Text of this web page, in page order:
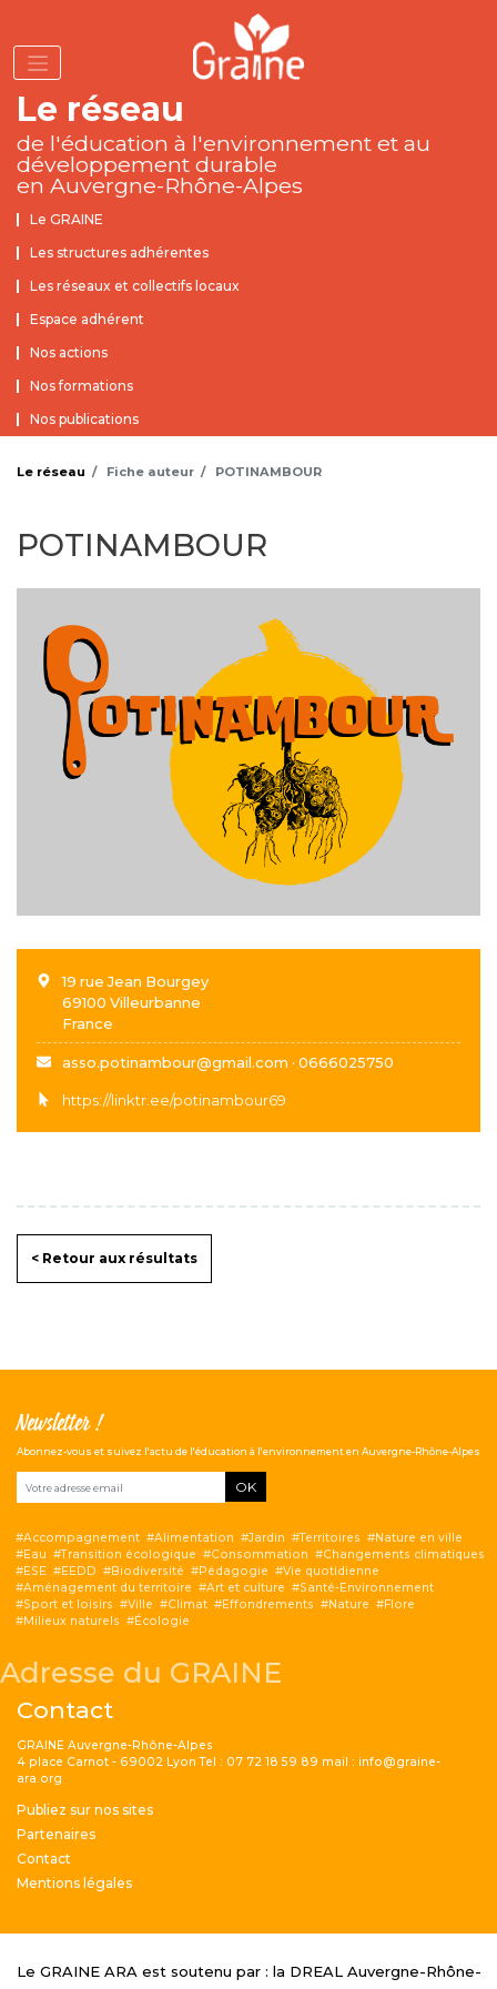
Aller
au
contenu
principal
Le réseau
de l'éducation à l'environnement et au
développement durable
en Auvergne-Rhône-Alpes
Rubriques Institutionnel
Le GRAINE
Les structures adhérentes
Les réseaux et collectifs locaux
Espace adhérent
Nos actions
Nos formations
Nos publications
Le réseau Fiche auteur POTINAMBOUR
POTINAMBOUR
19 rue Jean Bourgey
69100 Villeurbanne
France
asso.potinambour@gmail.com · 0666025750
https://linktr.ee/potinambour69
< Retour aux résultats
Newsletter !
Abonnez-vous et suivez l'actu de l'éducation à l'environnement en Auvergne-Rhône-Alpes
OK
Accompagnement Alimentation Jardin Territoires
Nature en ville
Eau
Transition écologique Consommation
Changements climatiques
ESE
EEDD Biodiversité Pédagogie
Vie quotidienne
Aménagement du territoire
Art et culture
Santé-Environnement
Sport et loisirs
Ville Climat Effondrements Nature
Flore
Milieux naturels
Écologie
Adresse du GRAINE
Contact
GRAINE Auvergne-Rhône-Alpes
4 place Carnot - 69002 Lyon Tel : 07 72 18 59 89 mail : info@graine-
ara.org
Menu Pied de page
Publiez sur nos sites
Partenaires
Contact
Mentions légales
Le GRAINE ARA est soutenu par : la DREAL Auvergne-Rhône-